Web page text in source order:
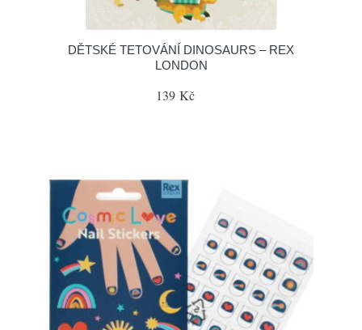
DĚTSKÉ TETOVÁNÍ DINOSAURS – REX
LONDON
139 Kč